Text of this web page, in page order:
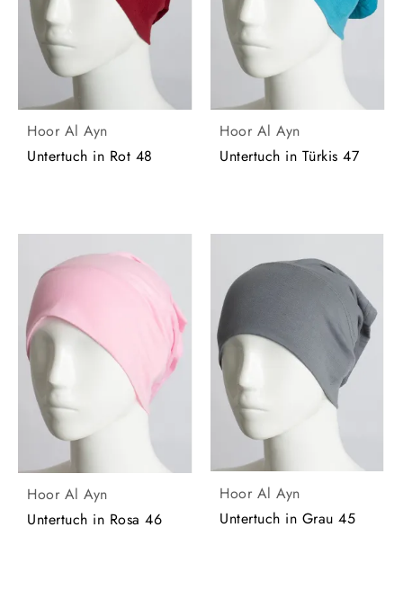
Hoor Al Ayn
Untertuch in Rot 48
Hoor Al Ayn
Untertuch in Türkis 47
Hoor Al Ayn
Untertuch in Rosa 46
Hoor Al Ayn
Untertuch in Grau 45